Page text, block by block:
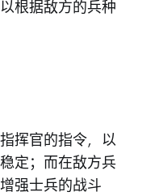
根据敌方的兵种
挥官的指令，以
定；而在敌方兵
强士兵的战斗